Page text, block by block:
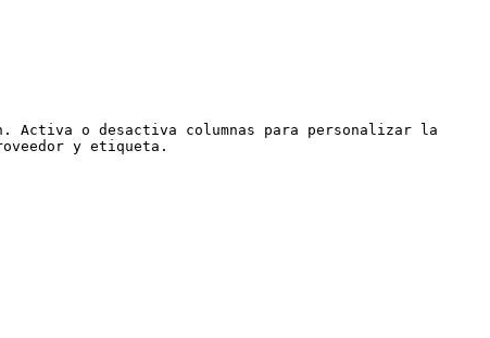
Activa o desactiva columnas para personalizar la